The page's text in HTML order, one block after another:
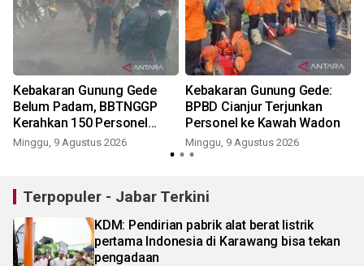
Kebakaran Gunung Gede
Belum Padam, BBTNGGP
Kerahkan 150 Personel
Tambahan
Minggu, 9 Agustus 2026
Kebakaran Gunung Gede:
BPBD Cianjur Terjunkan
Personel ke Kawah Wadon
Minggu, 9 Agustus 2026
Terpopuler - Jabar Terkini
KDM: Pendirian pabrik alat berat listrik
pertama Indonesia di Karawang bisa tekan
pengadaan